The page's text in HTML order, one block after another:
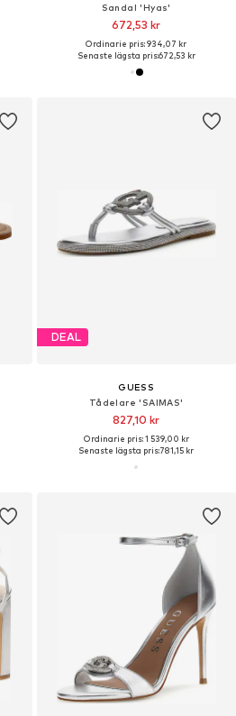
Sandal 'Hyas'
672,53 kr
Ordinarie pris: 934,07 kr
Senaste lägsta pris:672,53 kr
DEAL
GUESS
Tådelare 'SAIMAS'
827,10 kr
Ordinarie pris: 1 539,00 kr
Senaste lägsta pris:781,15 kr